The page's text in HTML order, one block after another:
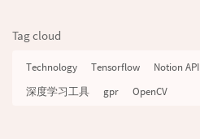
Tag cloud
Technology Tensorflow Notion API
深度学习工具
gpr OpenCV